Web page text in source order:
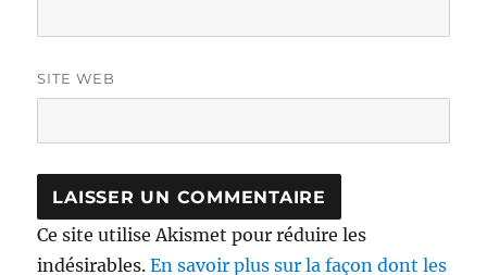
SITE WEB
Ce site utilise Akismet pour réduire les
indésirables.En savoir plus sur la façon dont les